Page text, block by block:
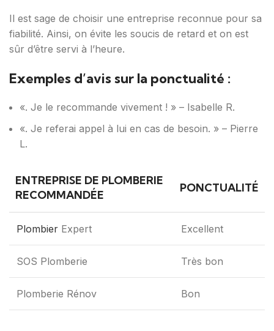
Il est sage de choisir une entreprise reconnue pour sa
fiabilité. Ainsi, on évite les soucis de retard et on est
sûr d’être servi à l’heure.
Exemples d’avis sur la ponctualité :
«. Je le recommande vivement ! » – Isabelle R.
«. Je referai appel à lui en cas de besoin. » – Pierre
L.
ENTREPRISE DE PLOMBERIE
RECOMMANDÉE
PONCTUALITÉ
Plombier Expert Excellent
SOS Plomberie Très bon
Plomberie Rénov Bon